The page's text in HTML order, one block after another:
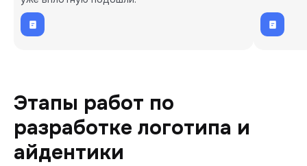
Этапы работ по
разработке логотипа и
айдентики